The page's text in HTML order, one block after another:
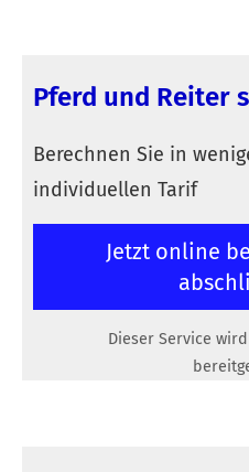
Pferd und Reiter
Berechnen Sie in
individuellen Tarif
Jetzt online
Dieser Service